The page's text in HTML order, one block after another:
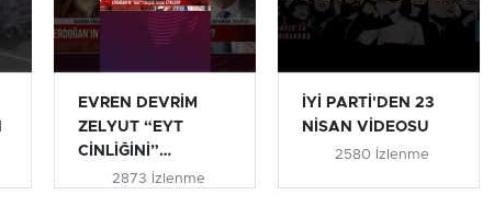
EVREN DEVRİM
ZELYUT “EYT
CİNLİĞİNİ”
AÇIKLADI #eyt
2873 İzlenme
İYİ PARTİ'DEN 23
NİSAN VİDEOSU
2580 İzlenme